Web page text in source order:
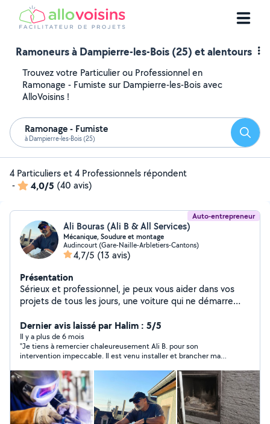
Ramoneurs à Dampierre-les-Bois (25) et alentours
Trouvez votre Particulier ou Professionnel en
Ramonage - Fumiste sur Dampierre-les-Bois avec
AlloVoisins !
Ramonage - Fumiste
à Dampierre-les-Bois (25)
4 Particuliers et 4 Professionnels répondent
-
4,0/5 (40 avis)
Auto-entrepreneur
Ali Bouras (Ali B & All Services)
Mécanique, Soudure et montage
Audincourt (Gare-Naille-Arbletiers-Cantons)
4,7/5 (13 avis)
Présentation
Sérieux et professionnel, je peux vous aider dans vos
projets de tous les jours, une voiture qui ne démarre
panneaux solaires à fixer ou des petits travaux de tous
les jours. Je suis la personne qu'il vous faut. Vous pouvez
me contacter.
Dernier avis laissé par Halim : 5/5
Il y a plus de 6 mois
"Je tiens à remercier chaleureusement Ali B. pour son
intervention impeccable. Il est venu installer et brancher ma
a été fait avec sérieux, rapidité et sécurité, et il a pris le temps
de m’expliquer le fonctionnement et les précautions à prendre.
Son savoir-faire et sa ponctualité sont vraiment remarquables.
Je recommande vivement cet artisan à tous ceux qui
cherchent quelqu’un de compétent, fiable et agréable !"